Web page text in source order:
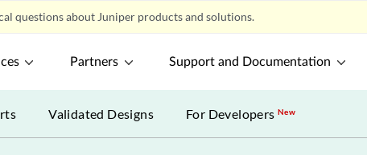
questions about Juniper products and solutions.
Partners Support and Documentation
Validated Designs For DevelopersNew